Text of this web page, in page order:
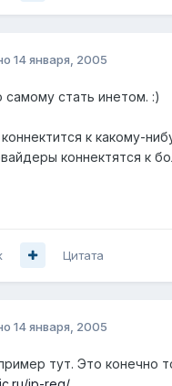
14 января, 2005
самому стать инетом. :)
к какому-
коннектятся к
Цитата
14 января, 2005
тут. Это конечно